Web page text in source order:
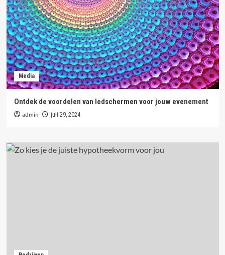
Media
Ontdek de voordelen van ledschermen voor jouw evenement
admin juli 29, 2024